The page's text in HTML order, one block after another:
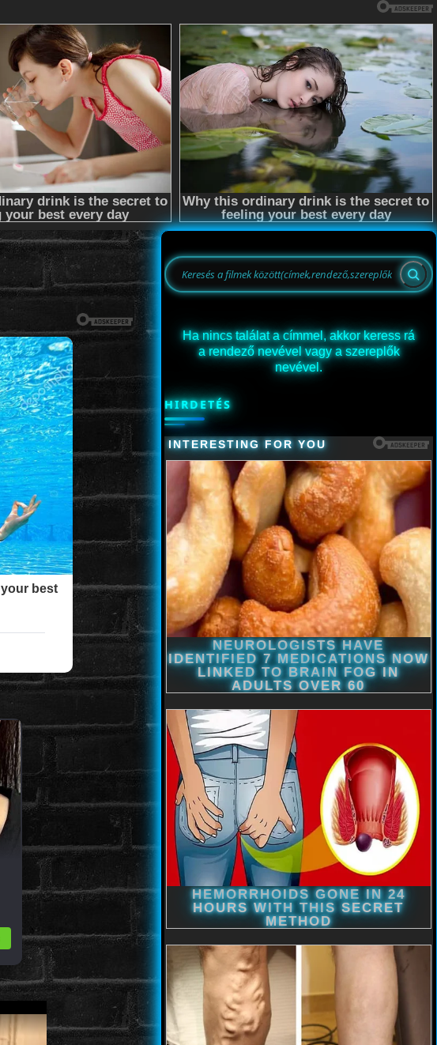
Ha nincs találat a címmel, akkor keress rá
a rendező nevével vagy a szereplők
nevével.
HIRDETÉS